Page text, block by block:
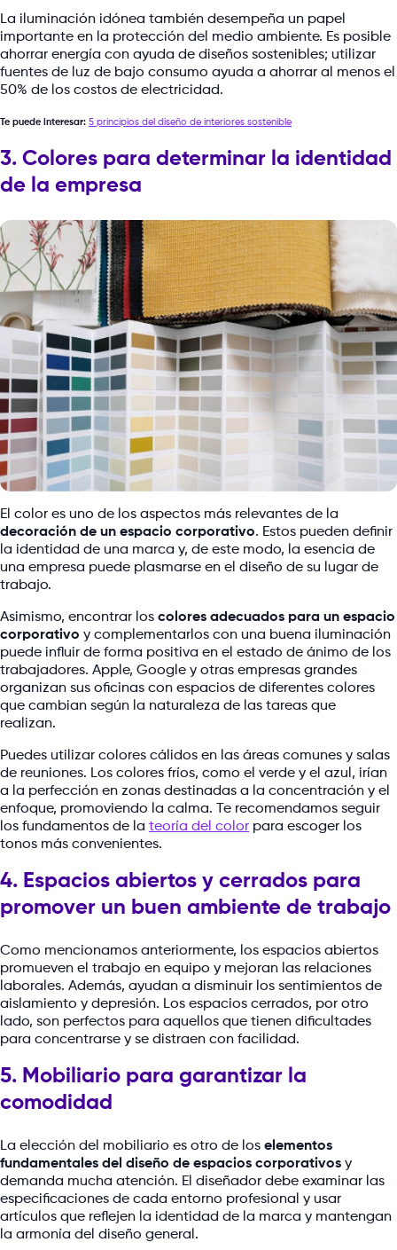
La iluminación idónea también desempeña un papel
importante en la protección del medio ambiente. Es posible
ahorrar energía con ayuda de diseños sostenibles; utilizar
fuentes de luz de bajo consumo ayuda a ahorrar al menos el
50% de los costos de electricidad.
Te puede interesar: 5 principios del diseño de interiores sostenible
3. Colores para determinar la identidad
de la empresa
El color es uno de los aspectos más relevantes de la
decoración de un espacio corporativo. Estos pueden definir
la identidad de una marca y, de este modo, la esencia de
una empresa puede plasmarse en el diseño de su lugar de
trabajo.
Asimismo, encontrar los colores adecuados para un espacio
corporativo y complementarlos con una buena iluminación
puede influir de forma positiva en el estado de ánimo de los
trabajadores. Apple, Google y otras empresas grandes
organizan sus oficinas con espacios de diferentes colores
que cambian según la naturaleza de las tareas que
realizan.
Puedes utilizar colores cálidos en las áreas comunes y salas
de reuniones. Los colores fríos, como el verde y el azul, irían
a la perfección en zonas destinadas a la concentración y el
enfoque, promoviendo la calma. Te recomendamos seguir
los fundamentos de la teoría del color para escoger los
tonos más convenientes.
4. Espacios abiertos y cerrados para
promover un buen ambiente de trabajo
Como mencionamos anteriormente, los espacios abiertos
promueven el trabajo en equipo y mejoran las relaciones
laborales. Además, ayudan a disminuir los sentimientos de
aislamiento y depresión. Los espacios cerrados, por otro
lado, son perfectos para aquellos que tienen dificultades
para concentrarse y se distraen con facilidad.
5. Mobiliario para garantizar la
comodidad
La elección del mobiliario es otro de los elementos
fundamentales del diseño de espacios corporativos y
demanda mucha atención. El diseñador debe examinar las
especificaciones de cada entorno profesional y usar
artículos que reflejen la identidad de la marca y mantengan
la armonía del diseño general.